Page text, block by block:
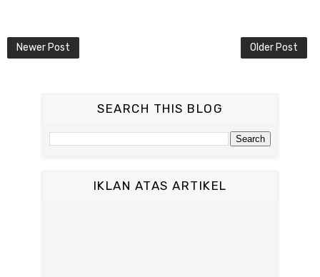
Newer Post Older Post
SEARCH THIS BLOG
IKLAN ATAS ARTIKEL